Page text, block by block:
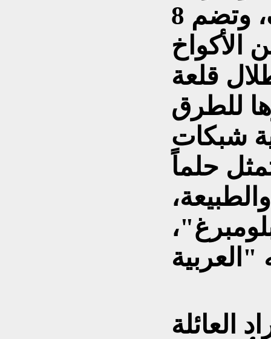
وعرض كيلومترين ونصف، وتضم 8
الأكواخ
قلعة
للطرق
شبكات
حلماً
العائلة